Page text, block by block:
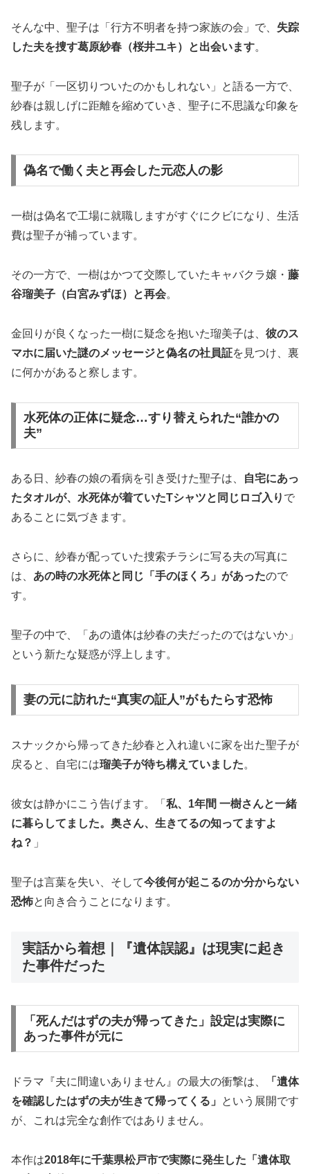
そんな中、聖子は「行方不明者を持つ家族の会」で、 失踪
した夫を捜す葛原紗春（桜井ユキ）と出会います。
聖子が「一区切りついたのかもしれない」と語る一方で、
紗春は親しげに距離を縮めていき、聖子に不思議な印象を
残します。
偽名で働く夫と再会した元恋人の影
一樹は偽名で工場に就職しますがすぐにクビになり、生活
費は聖子が補っています。
その一方で、一樹はかつて交際していたキャバクラ嬢・ 藤
谷瑠美子（白宮みずほ）と再会。
金回りが良くなった一樹に疑念を抱いた瑠美子は、 彼のス
マホに届いた謎のメッセージと偽名の社員証を見つけ、裏
に何かがあると察します。
水死体の正体に疑念…すり替えられた“誰かの
夫”
ある日、紗春の娘の看病を引き受けた聖子は、
自宅にあっ
たタオルが、水死体が着ていたTシャツと同じロゴ入り で
あることに気づきます。
さらに、紗春が配っていた捜索チラシに写る夫の写真に
は、 あの時の水死体と同じ「手のほくろ」があったので
す。
聖子の中で、「あの遺体は紗春の夫だったのではないか」
という新たな疑惑が浮上します。
妻の元に訪れた“真実の証人”がもたらす恐怖
スナックから帰ってきた紗春と入れ違いに家を出た聖子が
戻ると、自宅には瑠美子が待ち構えていました。
彼女は静かにこう告げます。「 私、1年間 一樹さんと一緒
に暮らしてました。奥さん、生きてるの知ってますよ
ね？ 」
聖子は言葉を失い、そして今後何が起こるのか分からない
恐怖と向き合うことになります。
実話から着想｜『遺体誤認』は現実に起き
た事件だった
「死んだはずの夫が帰ってきた」設定は実際に
あった事件が元に
ドラマ『夫に間違いありません』の最大の衝撃は、
「遺体
を確認したはずの夫が生きて帰ってくる」
という展開です
が、これは完全な創作ではありません。
本作は2018年に千葉県松戸市で実際に発生した「遺体取